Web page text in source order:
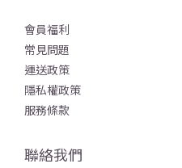
會員福利
常見問題
運送政策
隱私權政策
服務條款
聯絡我們